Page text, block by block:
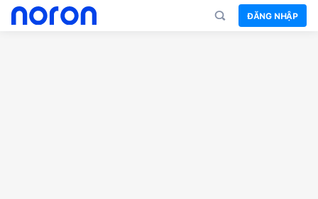
ĐĂNG NHẬP